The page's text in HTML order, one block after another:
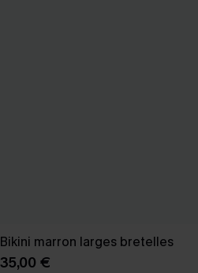
Bikini marron larges bretelles
35,00 €